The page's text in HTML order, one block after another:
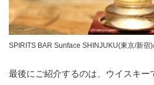
SPIRITS BAR Sunface SHINJUKU(東京/新宿
最後にご紹介するのは、ウイスキー